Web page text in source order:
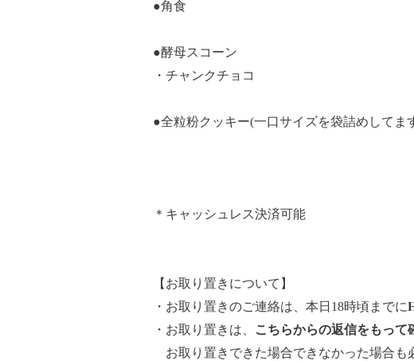
●角食
●酵母スコーン
・チャンクチョコ
●全粒粉クッキー(一口サイズを袋詰めしてま
＊キャッシュレス決済可能
【お取り置きについて】
・お取り置きのご連絡は、本日18時頃までに
・お取り置きは、
こちらからの返信をもって
お取り置きできた場合できなかった場合も